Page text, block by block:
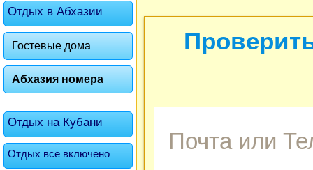
Отдых в Абхазии
Гостевые дома
Абхазия номера
Отдых на Кубани
Отдых все включено